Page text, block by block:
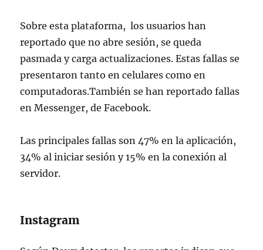
Sobre esta plataforma, los usuarios han
reportado que no abre sesión, se queda
pasmada y carga actualizaciones. Estas fallas se
presentaron tanto en celulares como en
computadoras.También se han reportado fallas
en Messenger, de Facebook.
Las principales fallas son 47% en la aplicación,
34% al iniciar sesión y 15% en la conexión al
servidor.
Instagram